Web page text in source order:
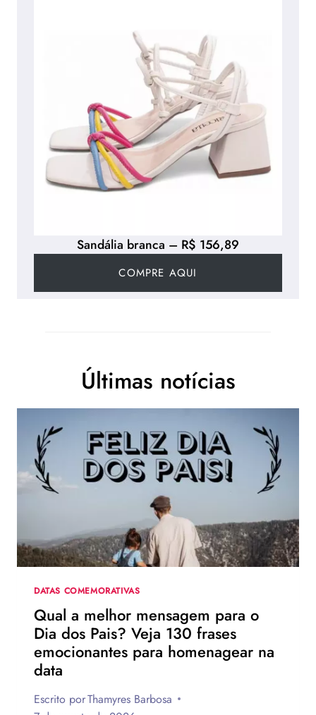
Sandália branca – R$ 156,89
COMPRE AQUI
Últimas notícias
DATAS COMEMORATIVAS
Qual a melhor mensagem para o
Dia dos Pais? Veja 130 frases
emocionantes para homenagear na
data
Escrito porThamyres Barbosa